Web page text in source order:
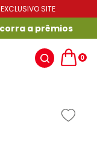
SITE
a prêmios
0